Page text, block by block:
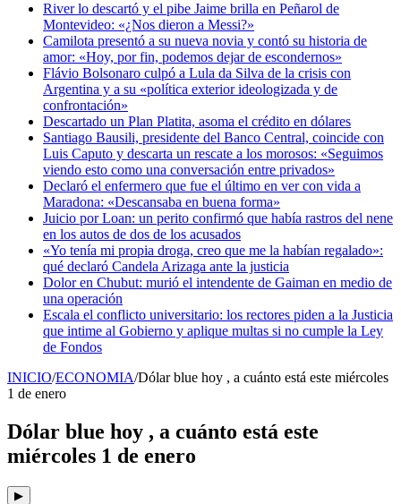
River lo descartó y el pibe Jaime brilla en Peñarol de
Montevideo: «¿Nos dieron a Messi?»
Camilota presentó a su nueva novia y contó su historia de
amor: «Hoy, por fin, podemos dejar de escondernos»
Flávio Bolsonaro culpó a Lula da Silva de la crisis con
Argentina y a su «política exterior ideologizada y de
confrontación»
Descartado un Plan Platita, asoma el crédito en dólares
Santiago Bausili, presidente del Banco Central, coincide con
Luis Caputo y descarta un rescate a los morosos: «Seguimos
viendo esto como una conversación entre privados»
Declaró el enfermero que fue el último en ver con vida a
Maradona: «Descansaba en buena forma»
Juicio por Loan: un perito confirmó que había rastros del nene
en los autos de dos de los acusados
«Yo tenía mi propia droga, creo que me la habían regalado»:
qué declaró Candela Arizaga ante la justicia
Dolor en Chubut: murió el intendente de Gaiman en medio de
una operación
Escala el conflicto universitario: los rectores piden a la Justicia
que intime al Gobierno y aplique multas si no cumple la Ley
de Fondos
INICIO/ECONOMIA/Dólar blue hoy , a cuánto está este miércoles
1 de enero
Dólar blue hoy , a cuánto está este
miércoles 1 de enero
▶